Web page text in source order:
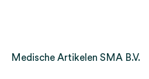
Medische Artikelen SMA B.V.